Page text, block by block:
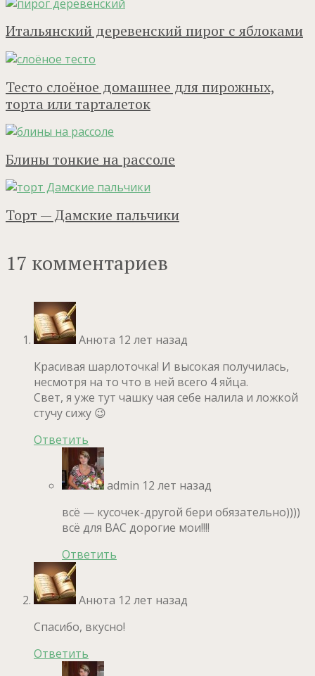
Итальянский деревенский пирог с яблоками
Тесто слоёное домашнее для пирожных,
торта или тарталеток
Блины тонкие на рассоле
Торт — Дамские пальчики
17 комментариев
Анюта 12 лет назад
Красивая шарлоточка! И высокая получилась,
несмотря на то что в ней всего 4 яйца.
Свет, я уже тут чашку чая себе налила и ложкой
стучу сижу 😉
Ответить
admin 12 лет назад
всё — кусочек-другой бери обязательно))))
всё для ВАС дорогие мои!!!!
Ответить
Анюта 12 лет назад
Спасибо, вкусно!
Ответить